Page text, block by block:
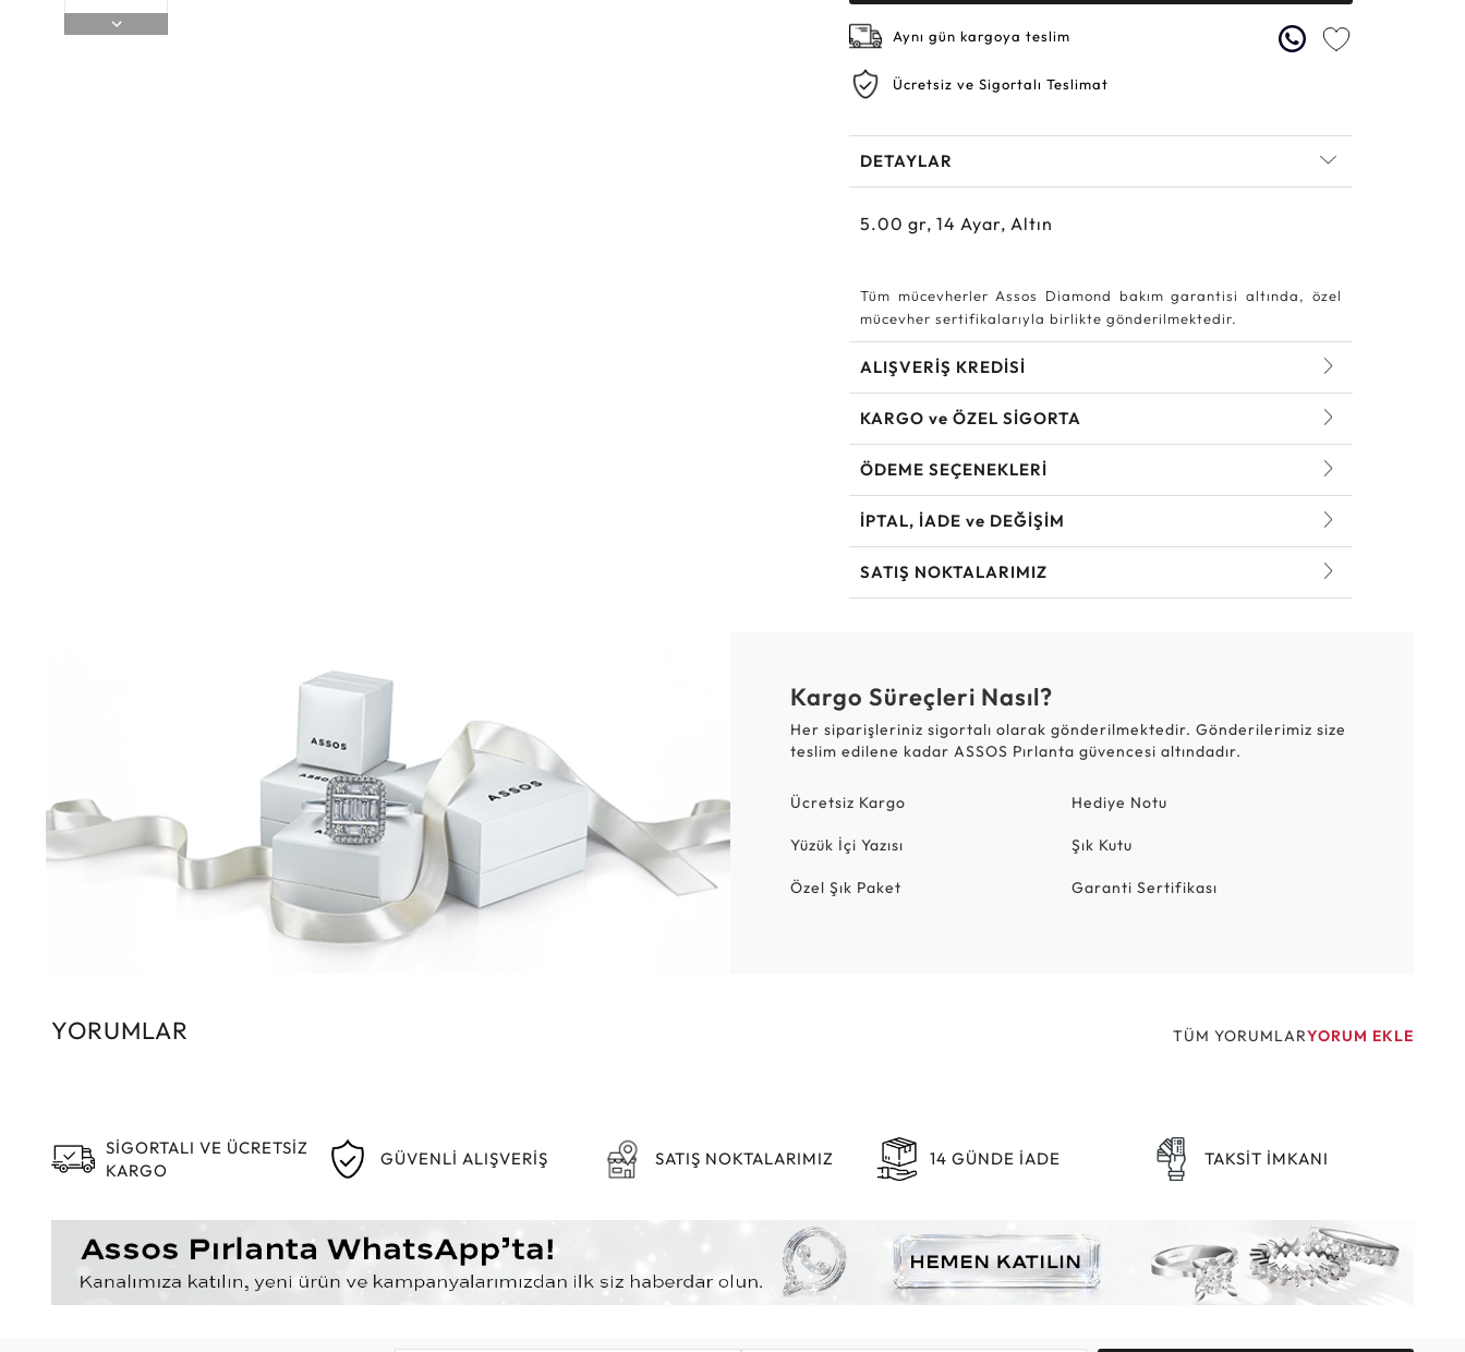
Aynı gün kargoya teslim
Ücretsiz ve Sigortalı Teslimat
DETAYLAR
5.00gr,14Ayar, Altın
Tüm mücevherler Assos Diamond bakım garantisi altında, özel
mücevher sertifikalarıyla birlikte gönderilmektedir.
ALIŞVERİŞ KREDİSİ
KARGO ve ÖZEL SİGORTA
ÖDEME SEÇENEKLERİ
İPTAL, İADE ve DEĞİŞİM
SATIŞ NOKTALARIMIZ
Kargo Süreçleri Nasıl?
Her siparişleriniz sigortalı olarak gönderilmektedir. Gönderilerimiz size
teslim edilene kadar ASSOS Pırlanta güvencesi altındadır.
Ücretsiz Kargo Hediye Notu
Yüzük İçi Yazısı Şık Kutu
Özel Şık Paket Garanti Sertifikası
YORUMLAR TÜM YORUMLARYORUM EKLE
SİGORTALI VE ÜCRETSİZ
KARGO
GÜVENLİ ALIŞVERİŞ SATIŞ NOKTALARIMIZ 14 GÜNDE İADE TAKSİT İMKANI